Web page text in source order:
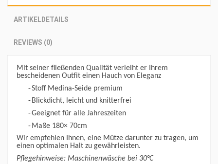
ARTIKELDETAILS
REVIEWS (0)
Mit seiner fließenden Qualität verleiht er Ihrem
bescheidenen Outfit einen Hauch von Eleganz
-Stoff Medina-Seide premium
-Blickdicht, leicht und knitterfrei
-Geeignet für alle Jahreszeiten
- Maße 180× 70cm
Wir empfehlen Ihnen, eine Mütze darunter zu tragen, um
einen optimalen Halt zu gewährleisten.
Pflegehinweise: Maschinenwäsche bei 30°C